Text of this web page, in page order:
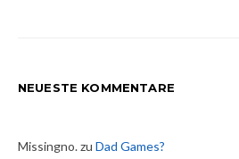
NEUESTE KOMMENTARE
Missingno.zu Dad Games?